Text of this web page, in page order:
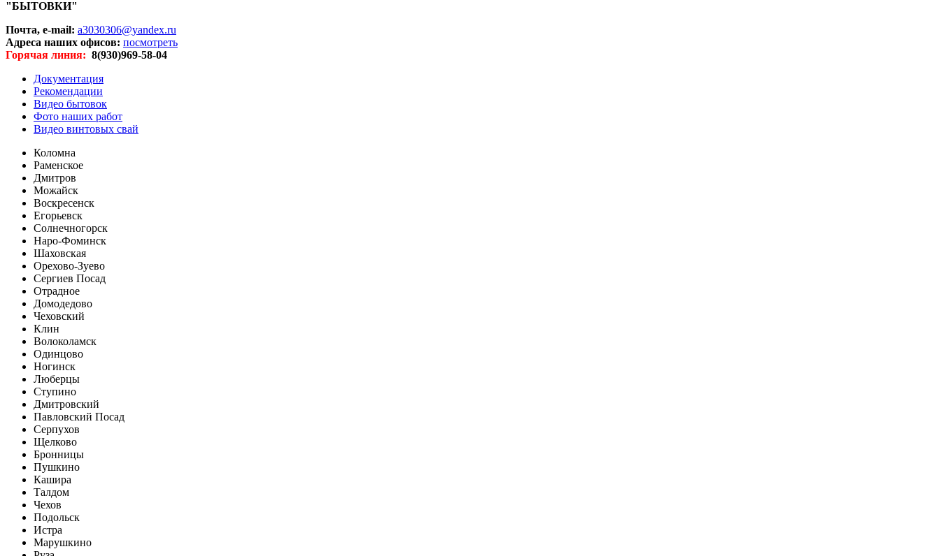
"БЫТОВКИ"
Почта, e-mail: a3030306@yandex.ru
Адреса наших офисов: посмотреть
Горячая линия: 8(930)969-58-04
Документация
Рекомендации
Видео бытовок
Фото наших работ
Видео винтовых свай
Коломна
Раменское
Дмитров
Можайск
Воскресенск
Егорьевск
Солнечногорск
Наро-Фоминск
Шаховская
Орехово-Зуево
Сергиев Посад
Отрадное
Домодедово
Чеховский
Клин
Волоколамск
Одинцово
Ногинск
Люберцы
Ступино
Дмитровский
Павловский Посад
Серпухов
Щелково
Бронницы
Пушкино
Кашира
Талдом
Чехов
Подольск
Истра
Марушкино